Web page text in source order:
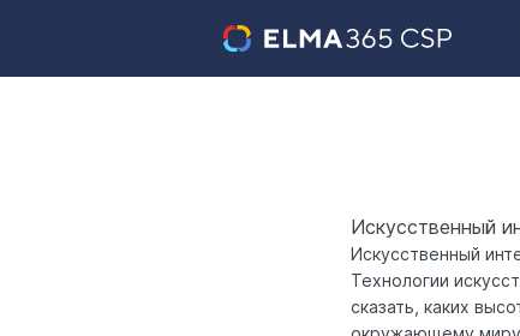
Искусственный
Искусственный
Технологии
сказать, каких